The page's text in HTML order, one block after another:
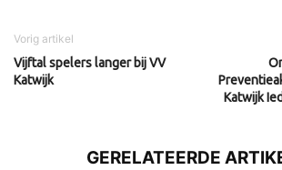
Vorig artikel
Vijftal spelers langer bij VV
Katwijk
Katwijk
GERELATEERDE